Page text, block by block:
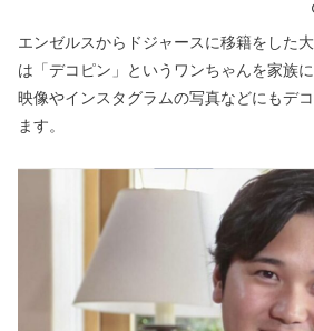
エンゼルスからドジャースに移籍をした
は「デコピン」というワンちゃんを家族
映像やインスタグラムの写真などにもデ
ます。